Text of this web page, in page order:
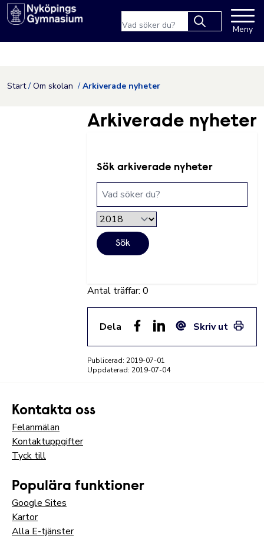
Hoppa till innehåll
Nyköpings kommuns
Meny
Start Om skolan Arkiverade nyheter
Arkiverade nyheter
Sök arkiverade nyheter
Sökfras
Filtrera nyheter efter år
Antal träffar: 0
Dela
Skriv ut
Publicerad: 2019-07-01
Uppdaterad: 2019-07-04
Kontakta oss
Felanmälan
Kontaktuppgifter
Tyck till
Populära funktioner
Google Sites
Kartor
Alla E-tjänster